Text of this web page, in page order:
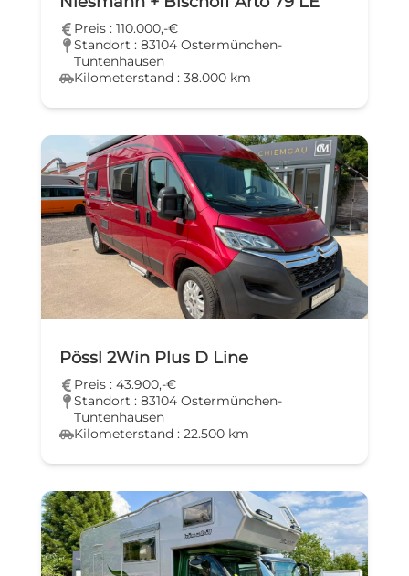
Preis : 110.000,-€
Standort : 83104 Ostermünchen-
Tuntenhausen
Kilometerstand : 38.000 km
Pössl 2Win Plus D Line
Preis : 43.900,-€
Standort : 83104 Ostermünchen-
Tuntenhausen
Kilometerstand : 22.500 km